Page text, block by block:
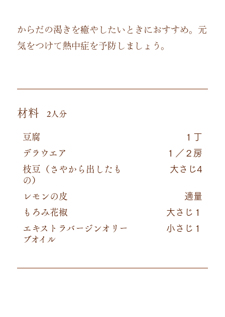
からだの渇きを癒やしたいときにおすすめ。元
気をつけて熱中症を予防しましょう。
材料 2人分
豆腐 １丁
デラウエア １／２房
枝豆（さやから出したも
の）
大さじ4
レモンの皮 適量
もろみ花椒 大さじ１
エキストラバージンオリー
ブオイル
小さじ１